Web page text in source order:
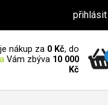
přihlásit
nákup za 0 Kč, do
Vám zbýva 10 000
Kč